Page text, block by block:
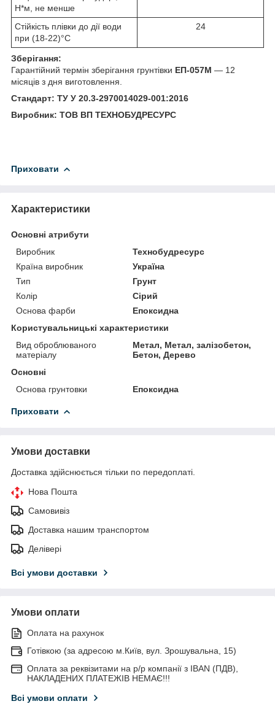
Н*м, не менше
Стійкість плівки до дії води
при (18-22)°С
24
Зберігання:
Гарантійний термін зберігання грунтівки ЕП-057М — 12
місяців з дня виготовлення.
Стандарт: ТУ У 20.3-2970014029-001:2016
Виробник: ТОВ ВП ТЕХНОБУДРЕСУРС
Приховати
Характеристики
Основні атрибути
Виробник
Технобудресурс
Країна виробник
Україна
Тип
Грунт
Колір
Сірий
Основа фарби
Епоксидна
Користувальницькі характеристики
Вид оброблюваного
матеріалу
Метал, Метал, залізобетон,
Бетон, Дерево
Основні
Основа грунтовки
Епоксидна
Приховати
Умови доставки
Доставка здійснюється тільки по передоплаті.
Нова Пошта
Самовивіз
Доставка нашим транспортом
Делівері
Всі умови доставки
Умови оплати
Оплата на рахунок
Готівкою (за адресою м.Київ, вул. Зрошувальна, 15)
Оплата за реквізитами на р/р компанії з IBAN (ПДВ),
НАКЛАДЕНИХ ПЛАТЕЖІВ НЕМАЄ!!!
Всі умови оплати